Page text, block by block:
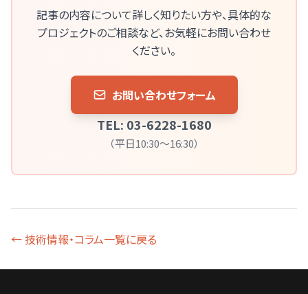
記事の内容について詳しく知りたい方や、具体的な
プロジェクトのご相談など、お気軽にお問い合わせ
ください。
お問い合わせフォーム
TEL: 03-6228-1680
（平日10:30～16:30）
← 技術情報・コラム一覧に戻る